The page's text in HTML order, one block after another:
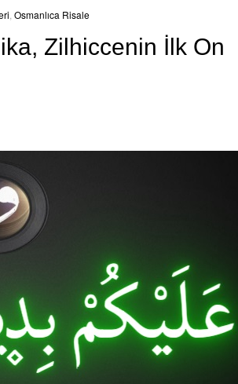
Osmanlıca Risale
Zilhiccenin İlk On